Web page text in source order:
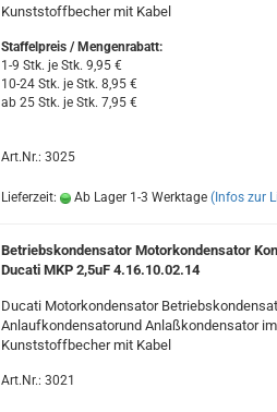
Kunststoffbecher mit Kabel
Staffelpreis / Mengenrabatt:
1-9 Stk. je Stk. 9,95 €
10-24 Stk. je Stk. 8,95 €
ab 25 Stk. je Stk. 7,95 €
Art.Nr.: 3025
Lieferzeit: Ab Lager 1-3 Werktage (Infos zur
Betriebskondensator Motorkondensator
Ducati MKP 2,5uF 4.16.10.02.14
Ducati Motorkondensator
Anlaufkondensatorund Anlaßkondensator im
Kunststoffbecher mit Kabel
Art.Nr.: 3021